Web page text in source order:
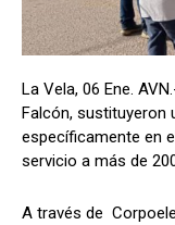
La Vela, 06 Ene.
Falcón, sustituyeron
específicamente en
servicio a más de
A través de